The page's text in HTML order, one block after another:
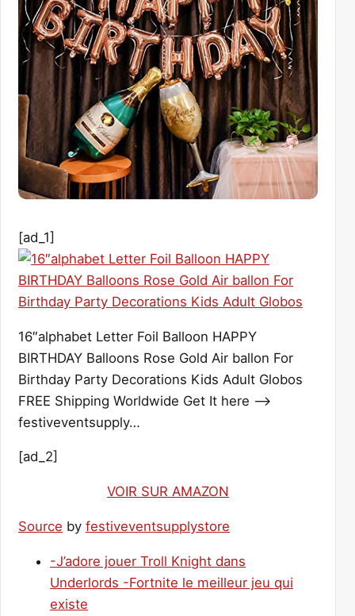
[ad_1]
16″alphabet Letter Foil Balloon HAPPY
BIRTHDAY Balloons Rose Gold Air ballon For
Birthday Party Decorations Kids Adult Globos
FREE Shipping Worldwide Get It here —>
festiveventsupply…
[ad_2]
VOIR SUR AMAZON
Source by festiveventsupplystore
-J’adore jouer Troll Knight dans
Underlords -Fortnite le meilleur jeu qui
existe